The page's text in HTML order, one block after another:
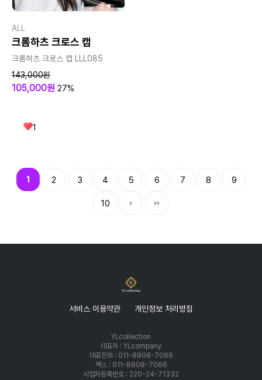
ALL
크롬하츠 크로스 캡
크롬하츠 크로스 캡 LLL085
143,000원
105,000원 27%
1
1 2 3 4 5 6 7 8 9
10
서비스 이용약관 개인정보 처리방침
YLcollection
대표자 : YLcompany
대표전화 : 011-8808-7066
팩스 : 011-8808-7066
사업자등록번호 : 220-24-71332